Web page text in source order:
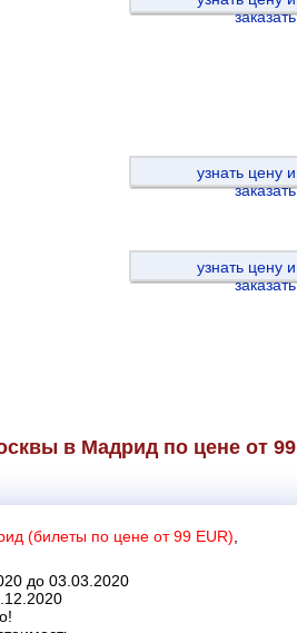
заказать
узнать цену и
заказать
узнать цену и
заказать
в Мадрид по цене от 99
(билеты по цене от 99 EUR)
до 03.03.2020